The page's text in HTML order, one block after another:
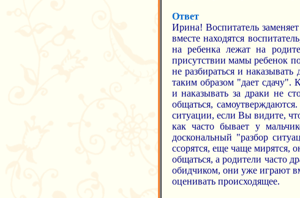
Ответ
Ирина! Воспитатель
вместе находятся
на ребенка лежат на
присутствии мамы ребенок
не разбираться и
таким образом "дает сдачу".
и наказывать за драки не
общаться,
ситуации, если Вы видите,
как часто бывает у
доскональный "разбор
ссорятся, еще чаще мирятся,
общаться, а родители часто
обидчиком, они уже играют
оценивать происходящее.